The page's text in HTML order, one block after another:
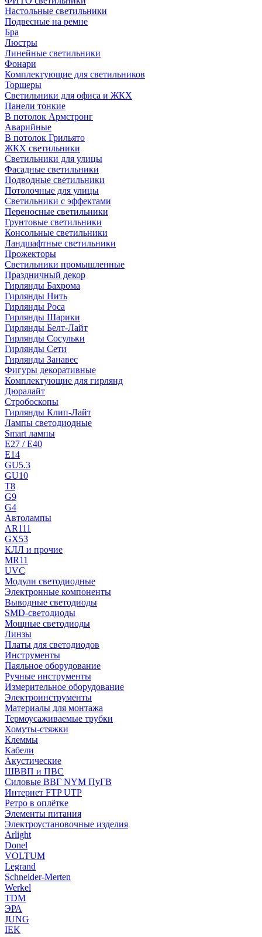
Настольные светильники
Подвесные на ремне
Бра
Люстры
Линейные светильники
Фонари
Комплектующие для светильников
Торшеры
Светильники для офиса и ЖКХ
Панели тонкие
В потолок Армстронг
Аварийные
В потолок Грильято
ЖКХ светильники
Светильники для улицы
Фасадные светильники
Подводные светильники
Потолочные для улицы
Светильники с эффектами
Переносные светильники
Грунтовые светильники
Консольные светильники
Ландшафтные светильники
Прожекторы
Светильники промышленные
Праздничный декор
Гирлянды Бахрома
Гирлянды Нить
Гирлянды Роса
Гирлянды Шарики
Гирлянды Белт-Лайт
Гирлянды Сосульки
Гирлянды Сети
Гирлянды Занавес
Фигуры декоративные
Комплектующие для гирлянд
Дюралайт
Стробоскопы
Гирлянды Клип-Лайт
Лампы светодиодные
Smart лампы
E27 / E40
E14
GU5.3
GU10
T8
G9
G4
Автолампы
AR111
GX53
КЛЛ и прочие
MR11
UVC
Модули светодиодные
Электронные компоненты
Выводные светодиоды
SMD-светодиоды
Мощные светодиоды
Линзы
Платы для светодиодов
Инструменты
Паяльное оборудование
Ручные инструменты
Измерительное оборудование
Электроинструменты
Материалы для монтажа
Термоусаживаемые трубки
Хомуты-стяжки
Клеммы
Кабели
Акустические
ШВВП и ПВС
Силовые ВВГ NYM ПуГВ
Интернет FTP UTP
Ретро в оплётке
Элементы питания
Электроустановочные изделия
Arlight
Donel
VOLTUM
Legrand
Schneider-Merten
Werkel
TDM
ЭРА
JUNG
IEK